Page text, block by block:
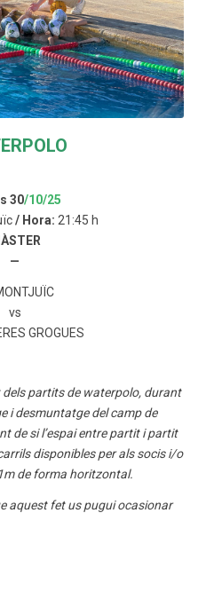
30/10/25
/ Hora: 21:45 h
—
vs
GROGUES
partits de waterpolo, durant
i desmuntatge del camp de
de si l’espai entre partit i partit
disponibles per als socis i/o
de forma horitzontal.
aquest fet us pugui ocasionar